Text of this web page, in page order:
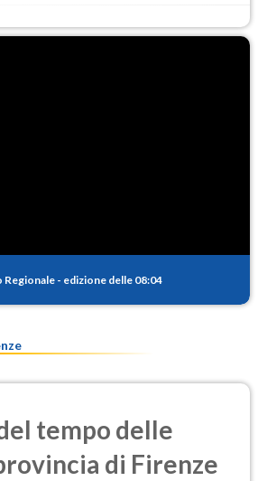
Regionale - edizione delle 08:04
tempo delle
di Firenze